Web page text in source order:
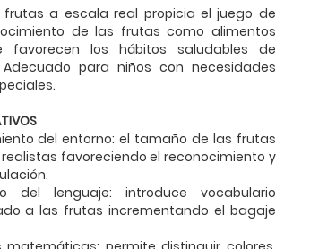
frutas a escala real propicia el juego de
de las frutas como alimentos
favorecen los hábitos saludables de
para niños con necesidades
del entorno: el tamaño de las frutas
favoreciendo el reconocimiento y
del lenguaje: introduce vocabulario
a las frutas incrementando el bagaje